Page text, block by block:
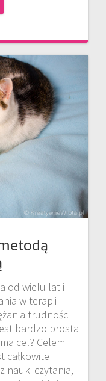
od wielu lat i
w terapii
trudności
bardzo prosta
cel? Celem
całkowite
nauki czytania,